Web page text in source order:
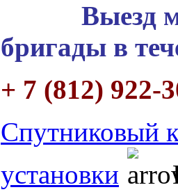
Выезд
бригады в
+ 7 (812) 922-
Спутниковый
установки